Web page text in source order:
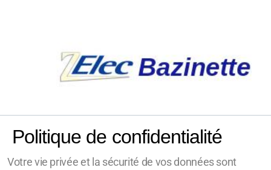
Politique de confidentialité
Votre vie privée et la sécurité de vos données sont